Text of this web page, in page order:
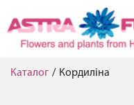
Каталог / Кордиліна